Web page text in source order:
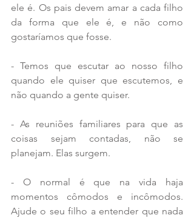
ele é. Os pais devem amar a cada filho
da forma que ele é, e não como
gostaríamos que fosse.
- Temos que escutar ao nosso filho
quando ele quiser que escutemos, e
não quando a gente quiser.
- As reuniões familiares para que as
coisas sejam contadas, não se
planejam. Elas surgem.
- O normal é que na vida haja
momentos cômodos e incômodos.
Ajude o seu filho a entender que nada